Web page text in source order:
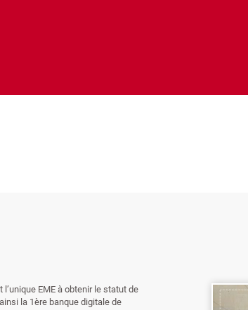
l’unique EME à obtenir le statut de
la 1ère banque digitale de